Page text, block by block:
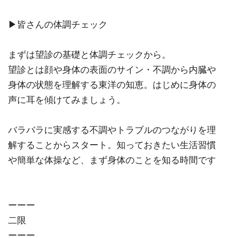
▶︎皆さんの体調チェック
まずは望診の基礎と体調チェックから。
望診とは顔や身体の表面のサイン・不調から内臓や
身体の状態を理解する東洋の知恵。はじめに身体の
声に耳を傾けてみましょう。
バラバラに実感する不調やトラブルのつながりを理
解することからスタート。知っておきたい生活習慣
や簡単な体操など、まず身体のことを知る時間です
ーーー
二限
ーーー